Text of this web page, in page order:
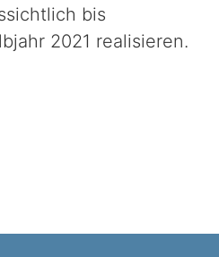
bis
2021 realisieren.